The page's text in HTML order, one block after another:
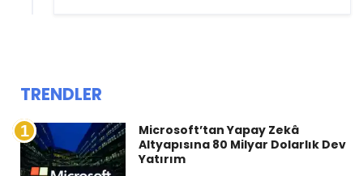
TRENDLER
1
Microsoft’tan Yapay Zekâ
Altyapısına 80 Milyar Dolarlık Dev
Yatırım